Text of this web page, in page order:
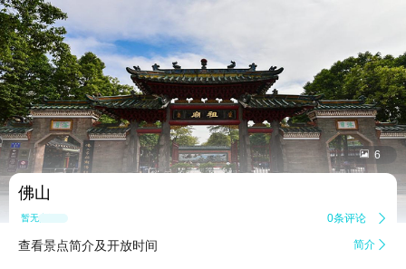
 6
佛山
暂无点评 0条评论 
查看景点简介及开放时间 简介 
